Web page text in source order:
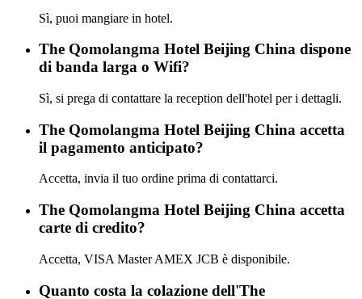
Sì, puoi mangiare in hotel.
The Qomolangma Hotel Beijing China dispone
di banda larga o Wifi?
Sì, si prega di contattare la reception dell'hotel per i dettagli.
The Qomolangma Hotel Beijing China accetta
il pagamento anticipato?
Accetta, invia il tuo ordine prima di contattarci.
The Qomolangma Hotel Beijing China accetta
carte di credito?
Accetta, VISA Master AMEX JCB è disponibile.
Quanto costa la colazione dell'The